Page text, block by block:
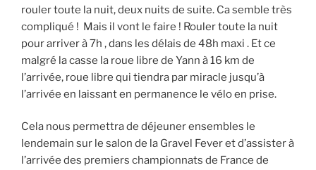
rouler toute la nuit, deux nuits de suite. Ca semble très
compliqué ! Mais il vont le faire ! Rouler toute la nuit
pour arriver à 7h , dans les délais de 48h maxi . Et ce
malgré la casse la roue libre de Yann à 16 km de
l’arrivée, roue libre qui tiendra par miracle jusqu’à
l’arrivée en laissant en permanence le vélo en prise.
Cela nous permettra de déjeuner ensembles le
lendemain sur le salon de la Gravel Fever et d’assister à
l’arrivée des premiers championnats de France de